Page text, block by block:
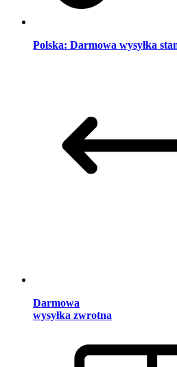
Polska: Darmowa wysyłka
Darmowa
wysyłka zwrotna